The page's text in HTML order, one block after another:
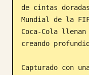
de cintas
Mundial de la
Coca-Cola
creando
Capturado con